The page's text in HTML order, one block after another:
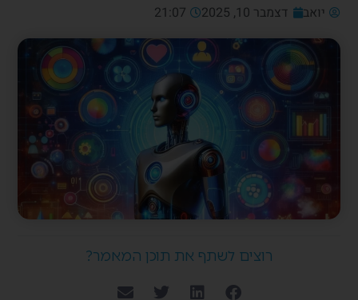
יואב דצמבר 10, 2025 21:07
רוצים לשתף את תוכן המאמר?